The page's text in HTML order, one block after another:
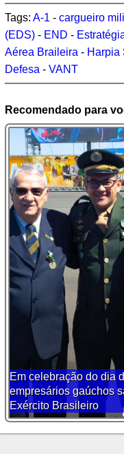
Tags: A-1 - cargueiro
(EDS) - END -
Aérea Braileira - Harpia
Defesa - VANT
Recomendado para
Em celebração do dia
empresários gaúchos
Exército Brasileiro